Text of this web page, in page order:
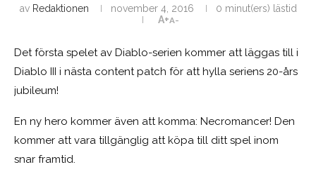
av Redaktionen november 4, 2016
0 minut(ers) lästid
A+A-
Det första spelet av Diablo-serien kommer att läggas till i
Diablo III i nästa content patch för att hylla seriens 20-års
jubileum!
En ny hero kommer även att komma: Necromancer! Den
kommer att vara tillgänglig att köpa till ditt spel inom
snar framtid.